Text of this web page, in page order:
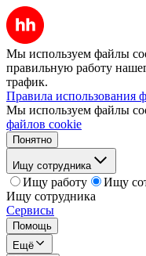
Мы используем файлы
правильную работу
трафик.
Правила использования
Мы используем файлы
файлов cookie
Понятно
Ищу сотрудника
Ищу работу
Ищу
Ищу сотрудника
Сервисы
Помощь
Ещё